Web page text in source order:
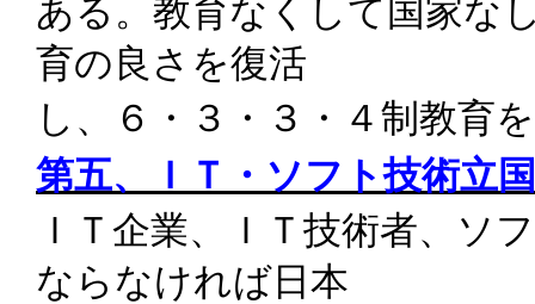
ある。教育なくして国家な
育の良さを復活
し、６・３・３・４制教育
第五、ＩＴ・ソフト技術立
ＩＴ企業、ＩＴ技術者、ソ
ならなければ日本